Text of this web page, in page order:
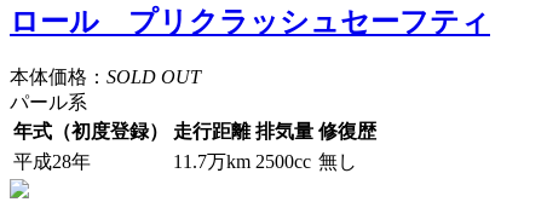
ロール プリクラッシュセーフティ
本体価格： SOLD OUT
パール系
年式（初度登録）
走行距離 排気量 修復歴
平成28年
11.7万km 2500cc 無し